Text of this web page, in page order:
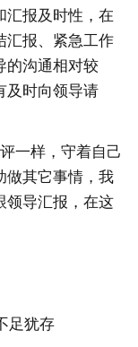
汇报及时性，在
汇报、紧急工作
的沟通相对较
及时向领导请
一样，守着自己
做其它事情，我
领导汇报，在这
足犹存